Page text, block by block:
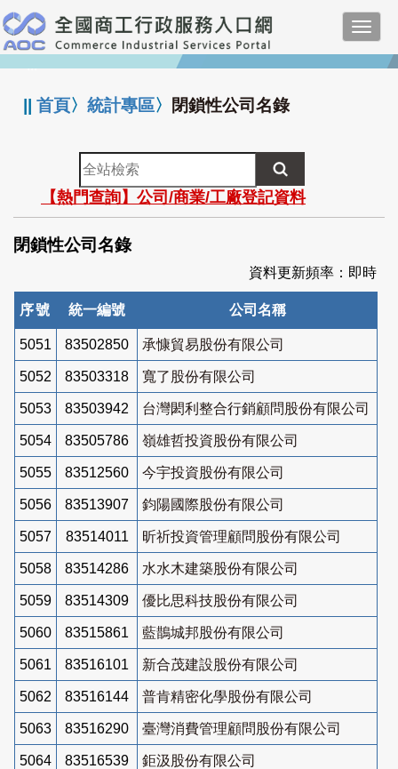
跳
到
主
要
:::
||首頁〉統計專區〉 閉鎖性公司名錄
全
站
檢
索
【熱門查詢】公司/商業/工廠登記資料
閉鎖性公司名錄
資料更新頻率：即時
序號 統一編號 公司名稱
5051 83502850 承慷貿易股份有限公司
5052 83503318 寬了股份有限公司
5053 83503942 台灣閎利整合行銷顧問股份有限公司
5054 83505786 嶺雄哲投資股份有限公司
5055 83512560 今宇投資股份有限公司
5056 83513907 鈞陽國際股份有限公司
5057 83514011 昕祈投資管理顧問股份有限公司
5058 83514286 水水木建築股份有限公司
5059 83514309 優比思科技股份有限公司
5060 83515861 藍鵲城邦股份有限公司
5061 83516101 新合茂建設股份有限公司
5062 83516144 普肯精密化學股份有限公司
5063 83516290 臺灣消費管理顧問股份有限公司
5064 83516539 鉅汲股份有限公司